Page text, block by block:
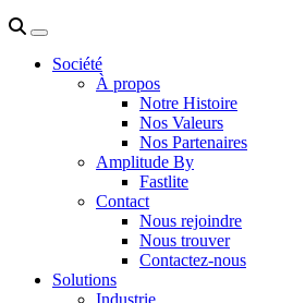
Société
À propos
Notre Histoire
Nos Valeurs
Nos Partenaires
Amplitude By
Fastlite
Contact
Nous rejoindre
Nous trouver
Contactez-nous
Solutions
Industrie